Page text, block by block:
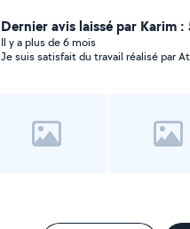
Dernier avis laissé par Karim
Il y a plus de 6 mois
Je suis satisfait du travail réalisé par